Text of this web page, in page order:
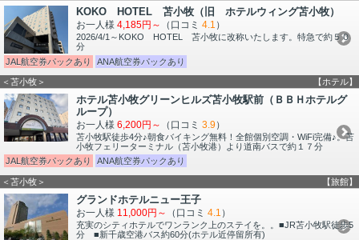
KOKO HOTEL 苫小牧（旧 ホテルウィング苫小牧）
お一人様 4,185円～ （口コミ 4.1 ）
2026/4/1～KOKO HOTEL 苫小牧に改称いたします。特急で約５０
分
JAL航空券パックあり
ANA航空券パックあり
＜苫小牧＞ 【ホテル】
ホテル苫小牧グリーンヒルズ苫小牧駅前（ＢＢＨホテルグ
ループ）
お一人様 6,200円～ （口コミ 3.9）
苫小牧駅徒歩4分♪朝食バイキング無料！全館個別空調・WiFi完備♪。苫
小牧フェリーターミナル（苫小牧港）より道南バスで約１７分
JAL航空券パックあり
ANA航空券パックあり
＜苫小牧＞ 【旅館】
グランドホテルニュー王子
お一人様 11,000円～ （口コミ 4.1 ）
充実のシティホテルでワンランク上のステイを。。■JR苫小牧駅徒歩5
分 ■新千歳空港バス約60分(ホテル近停留所有)